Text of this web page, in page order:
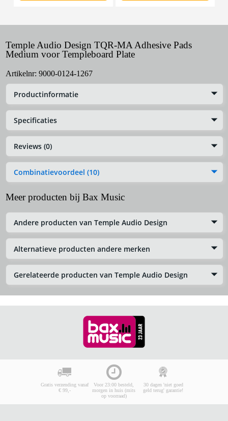
Temple Audio Design TQR-MA Adhesive Pads
Medium voor Templeboard Plate
Artikelnr: 9000-0124-1267
Productinformatie
Specificaties
Reviews (0)
Combinatievoordeel (10)
Meer producten bij Bax Music
Andere producten van Temple Audio Design
Alternatieve producten andere merken
Gerelateerde producten van Temple Audio Design
Gratis verzending vanaf
€ 99,-
Voor 23:00 besteld,
morgen in huis (mits
op voorraad)
30 dagen 'niet goed
geld terug' garantie!